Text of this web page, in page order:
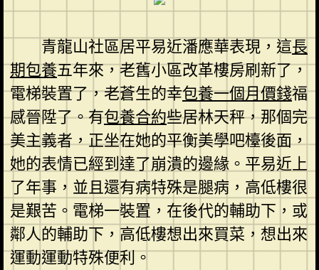
青龍山社區居平易近潘應華表現，這長
期包養五年來，老舊小區改革樓房刷新了，
電梯裝置了，老蒼生的幸包養一個月價錢福
感晉陞了。有包養合約些居林天秤，那個完
美主義者，正坐在她的平衡美學吧檯後面，
她的表情已經到達了崩潰的邊緣。平易近上
了年事，並且還有病特殊是腿病，高低樓很
是艱苦。電梯一裝置，在後代的輔助下，或
鄰人的輔助下，高低樓想出來買菜，想出來
運動運動特殊便利。